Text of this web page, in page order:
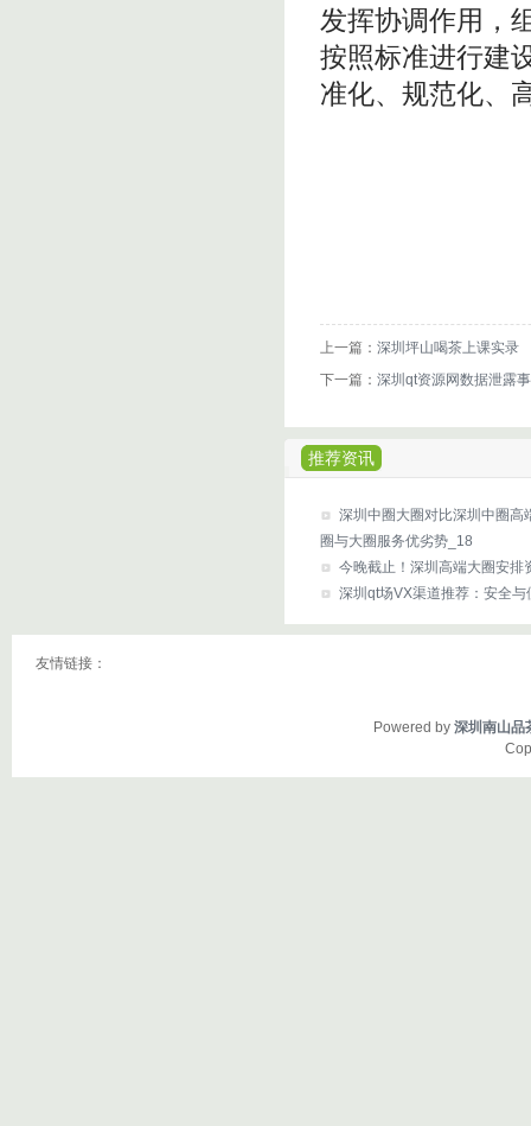
发挥协调作用，
按照标准进行建
准化、规范化、
上一篇： 深圳坪山喝茶上课实录
下一篇： 深圳qt资源网数据泄露
推荐资讯
深圳中圈大圈对比深圳中圈高
圈与大圈服务优劣势_18
今晚截止！深圳高端大圈安排
深圳qt场VX渠道推荐：安全与
友情链接：
Powered by 深圳南山品